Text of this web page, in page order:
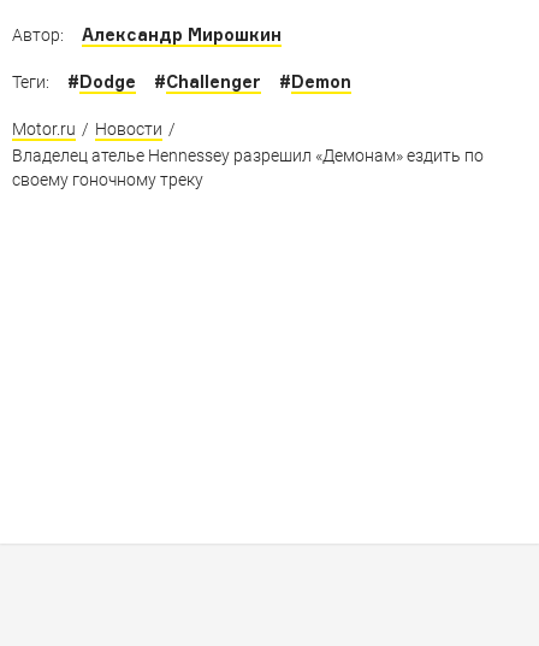
Автор: Александр Мирошкин
Теги: #Dodge #Challenger #Demon
Motor.ru / Новости /
Владелец ателье Hennessey разрешил «Демонам» ездить по
своему гоночному треку